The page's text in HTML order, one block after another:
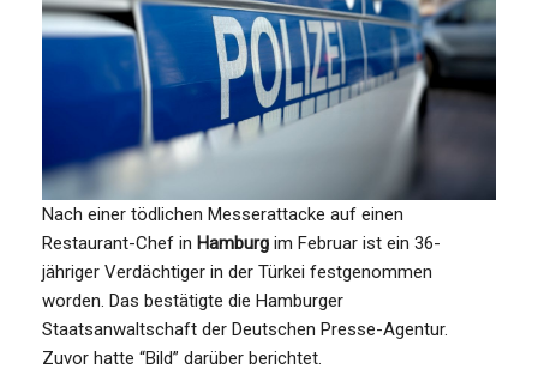
Nach einer tödlichen Messerattacke auf einen
Restaurant-Chef in Hamburg im Februar ist ein 36-
jähriger Verdächtiger in der Türkei festgenommen
worden. Das bestätigte die Hamburger
Staatsanwaltschaft der Deutschen Presse-Agentur.
Zuvor hatte “Bild” darüber berichtet.